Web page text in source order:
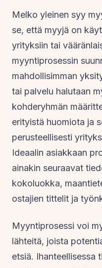
Melko yleinen syy
se, että myyjä on
yrityksiin tai
myyntiprosessin
mahdollisimman
tai palvelu halutaan
kohderyhmän
erityistä huomiota ja
perusteellisesti
Ideaalin asiakkaan
ainakin seuraavat
kokoluokka,
ostajien tittelit ja
Myyntiprosessi voi
lähteitä, joista
etsiä. Ihanteellisessa